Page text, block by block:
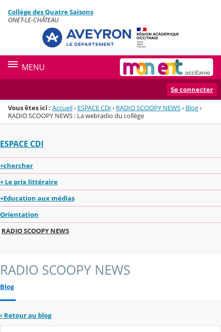
Menu de la rubrique
Contenu
Collège des Quatre Saisons
ONET-LE-CHÂTEAU
MENU
Se connecter
Vous êtes ici : Accueil› ESPACE CDI › RADIO SCOOPY NEWS› Blog›
RADIO SCOOPY NEWS : La webradio du collège
ESPACE CDI
+chercher
+ Le prix littéraire
+Education aux médias
Orientation
RADIO SCOOPY NEWS
RADIO SCOOPY NEWS
Blog
‹ Retour au blog